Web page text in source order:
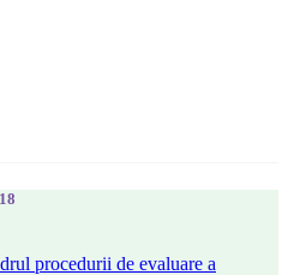
procedurii de evaluare a